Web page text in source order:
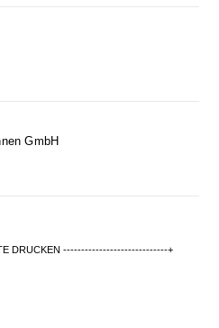
GmbH
DRUCKEN -----------------------------+